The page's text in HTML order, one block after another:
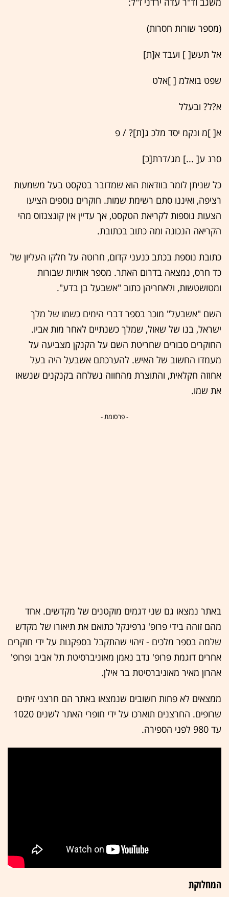
(מספר שורות חסרות)
אל תעש[ ] ועבד א[ת]
שפט בואלמ [ ]אלט
א?ל? ובעלל
א[ ]מ ונקמ יסד מלכ ג[ת]? / פ
סרנ ע[ ...] מג/דרת[כ]
כל שניתן לומר בוודאות הוא שמדובר בטקסט בעל משמעות
רציפה, ואיננו סתם רשימת שמות. חוקרים נוספים הציעו
הצעות נוספות לקריאת הטקסט, אך עדיין אין קונצנזוס מהי
הקריאה הנכונה ומה כתוב בכתובת.
כתובת נוספת בכתב כנעני קדום, חרוטה על חלקו העליון של
כד חרס, נמצאה בדרום האתר. מספר אותיות שבורות
ומטושטשות, ולאחריהן כתוב "אשבעל בן בדע".
השם "אשבעל" מוכר בספר דברי הימים כשמו של מלך
ישראל, בנו של שאול, שמלך כשנתיים לאחר מות אביו.
החוקרים סבורים שחריטת השם על הקנקן מצביעה על
מעמדו החשוב של האיש. להערכתם אשבעל היה בעל
אחוזה חקלאית, והתוצרת מהחווה נשלחה בקנקנים שנשאו
את שמו.
- פרסומת -
באתר נמצאו גם שני דגמים מוקטנים של מקדשים. אחד
מהם זוהה בידי פרופ' גרפינקל כתואם את תיאורו של מקדש
שלמה בספר מלכים - זיהוי שהתקבל בספקנות על ידי חוקרים
אחרים דוגמת פרופ' נדב נאמן מאוניברסיטת תל אביב ופרופ'
אהרון מאיר מאוניברסיטת בר אילן.
ממצאים לא פחות חשובים שנמצאו באתר הם חרצני זיתים
שרופים. החרצנים תוארכו על ידי חופרי האתר לשנים 1020
עד 980 לפני הספירה.
המחלוקת